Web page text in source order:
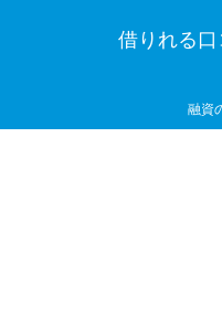
借りれる口
融資